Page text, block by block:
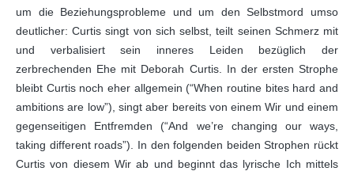
um die Beziehungsprobleme und um den Selbstmord umso
deutlicher: Curtis singt von sich selbst, teilt seinen Schmerz mit
und verbalisiert sein inneres Leiden bezüglich der
zerbrechenden Ehe mit Deborah Curtis. In der ersten Strophe
bleibt Curtis noch eher allgemein (“When routine bites hard and
ambitions are low”), singt aber bereits von einem Wir und einem
gegenseitigen Entfremden (“And we’re changing our ways,
taking different roads”). In den folgenden beiden Strophen rückt
Curtis von diesem Wir ab und beginnt das lyrische Ich mittels